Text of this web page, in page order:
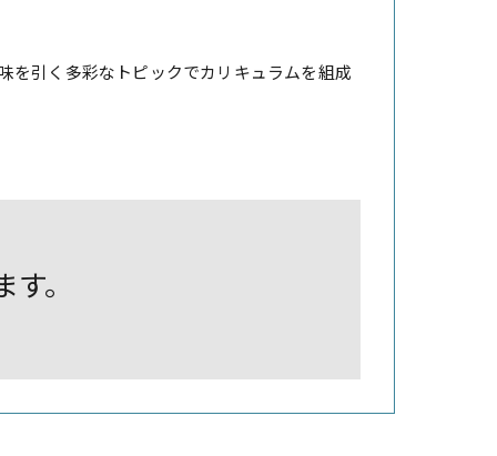
を引く多彩なトピックでカリキュラムを組成
。